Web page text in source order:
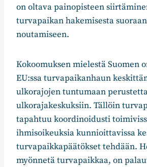
on oltava painopisteen
turvapaikan hakemisesta
noutamiseen.
Kokoomuksen mielestä Suomen
EU:ssa turvapaikanhaun
ulkorajojen tuntumaan
ulkorajakeskuksiin. Tällöin
tapahtuu koordinoidusti
ihmisoikeuksia kunnioittavissa
turvapaikkapäätökset tehdään.
myönnetä turvapaikkaa, on